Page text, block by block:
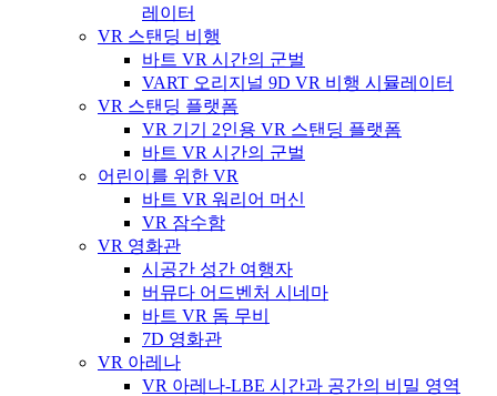
레이터
VR 스탠딩 비행
바트 VR 시간의 군벌
VART 오리지널 9D VR 비행 시뮬레이터
VR 스탠딩 플랫폼
VR 기기 2인용 VR 스탠딩 플랫폼
바트 VR 시간의 군벌
어린이를 위한 VR
바트 VR 워리어 머신
VR 잠수함
VR 영화관
시공간 성간 여행자
버뮤다 어드벤처 시네마
바트 VR 돔 무비
7D 영화관
VR 아레나
VR 아레나-LBE 시간과 공간의 비밀 영역